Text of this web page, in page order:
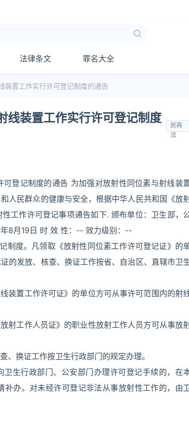
法律条文 罪名大全
装置工作实行许可登记制度的通告
线装置工作实行许可登记制度
民商
法
登记制度的通告 为加强对放射性同位素与射线装
人民群众的健康与安全，根据中华人民共和国《放
工作许可登记事项通告如下. 颁布单位：卫生部，
8月19日 时 效 性：-- 效力级别：--
制度。凡领取《放射性同位素工作许可登记证》的
的发放、核查、换证工作按省、自治区、直辖市卫
装置工作许可证》的单位方可从事许可范围内的射
射工作人员证》的职业性放射工作人员方可从事放
、换证工作按卫生行政部门的规定办理。
生行政部门、公安部门办理许可登记手续的，在
补办。对未经许可登记非法从事放射性工作的，由